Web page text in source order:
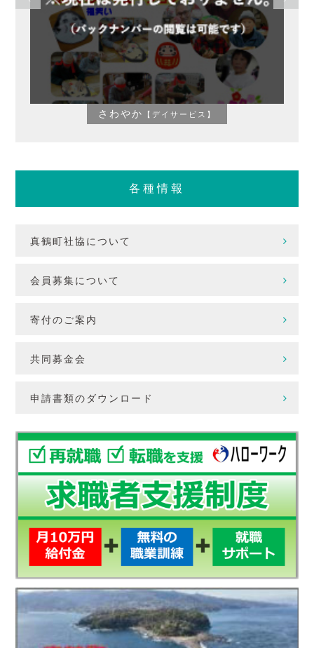
さわやか 【デイサービス】
各種情報
真鶴町社協について
会員募集について
寄付のご案内
共同募金会
申請書類のダウンロード